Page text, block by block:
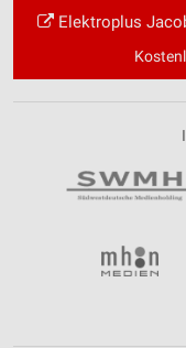
Elektroplus